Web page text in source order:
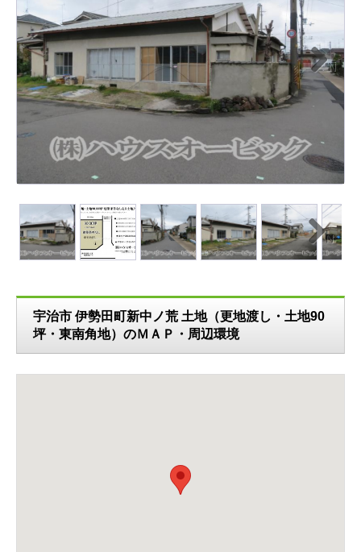
N
ext
N
ext
宇治市 伊勢田町新中ノ荒 土地（更地渡し・土地90
坪・東南角地）のＭＡＰ・周辺環境